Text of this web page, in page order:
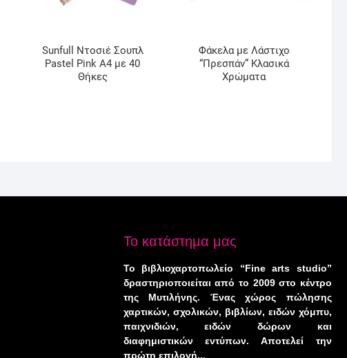
Sunfull Ντοσιέ Σουπλ
Pastel Pink A4 με 40
Θήκες
Φάκελα με Λάστιχο
“Πρεσπάν” Κλασικά
Χρώματα
Το κατάστημα μας
Το βιβλιοχαρτοπωλείο “Fine arts studio”
δραστηριοποιείται από το 2009 στο κέντρο
της Μυτιλήνης. Ένας χώρος πώλησης
χαρτικών, σχολικών, βιβλίων, ειδών χόμπυ,
παιχνιδιών, ειδών δώρων και
διαφημιστικών εντύπων. Αποτελεί την
πρώτη επιλογή...